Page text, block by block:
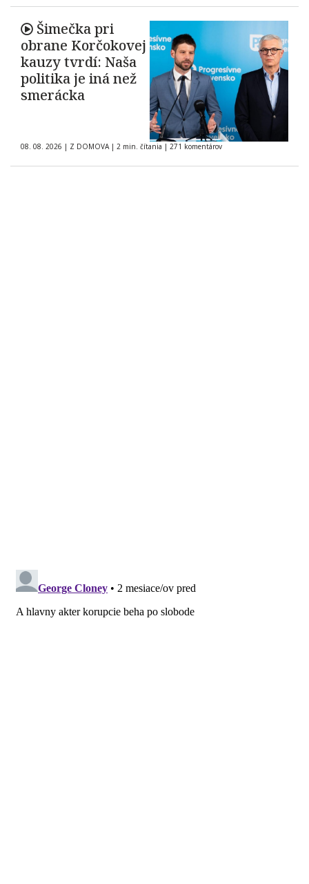
Šimečka pri
obrane Korčokovej
kauzy tvrdí: Naša
politika je iná než
smerácka
08. 08. 2026 | Z DOMOVA | 2 min. čítania | 271 komentárov